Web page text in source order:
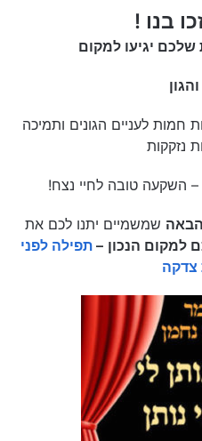
בנו !
יגיעו למקום
חמות לעניים הגונים ותמיכה
נזקקות
– השקעה טובה לחיי נצח!
שמשמיים יתנו לכם את
למקום הנכון –תפילה לפני
צדקה